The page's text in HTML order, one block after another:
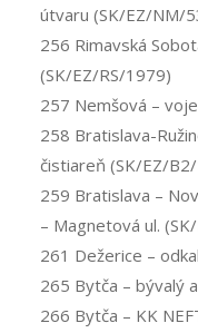
útvaru (SK/EZ/NM/
256 Rimavská
(SK/EZ/RS/1979)
257 Nemšová –
258 Bratislava-
čistiareň (SK/EZ/
259 Bratislava –
– Magnetová ul.
261 Dežerice –
265 Bytča – bývalý
266 Bytča – KK